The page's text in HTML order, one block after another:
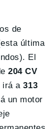
de
última
El
204 CV
irá a313
un motor